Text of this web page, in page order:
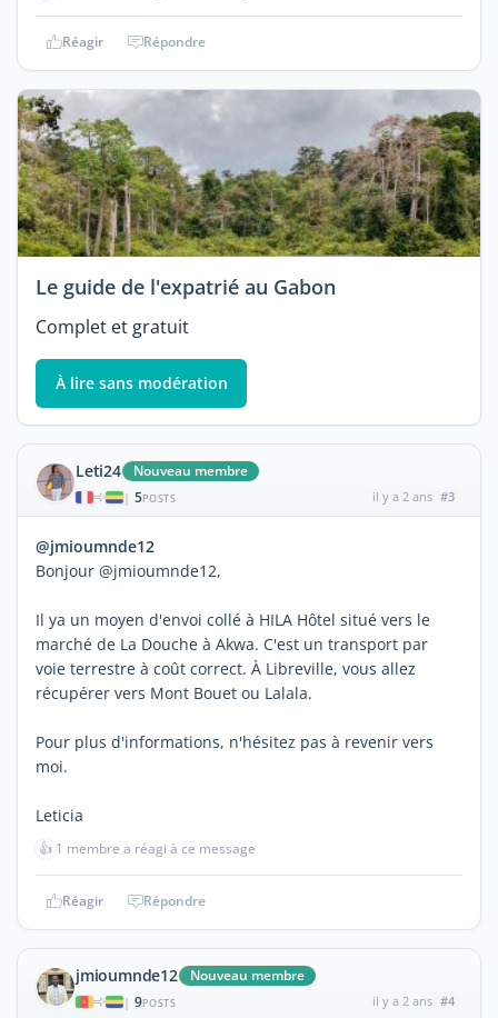
Réagir Répondre
Le guide de l'expatrié au Gabon
Complet et gratuit
À lire sans modération
Leti24 Nouveau membre
| 5POSTS il y a 2 ans #3
@jmioumnde12
Bonjour @jmioumnde12,
Il ya un moyen d'envoi collé à HILA Hôtel situé vers le
marché de La Douche à Akwa. C'est un transport par
voie terrestre à coût correct. À Libreville, vous allez
récupérer vers Mont Bouet ou Lalala.
Pour plus d'informations, n'hésitez pas à revenir vers
moi.
Leticia
👍 1 membre a réagi à ce message
Réagir Répondre
jmioumnde12 Nouveau membre
| 9POSTS il y a 2 ans #4